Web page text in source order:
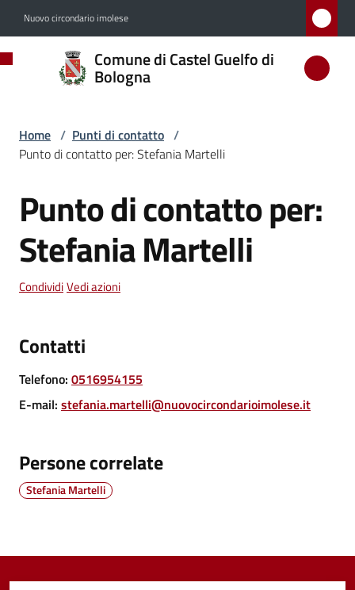
Nuovo circondario imolese
Comune di Castel Guelfo di
Bologna
Comune
di
Guelfo
di
Amministrazione
Novità
Vivere
Guelfo
Home / Punti di contatto /
Punto di contatto per: Stefania Martelli
Salta al contenuto
Punto di contatto per:
Stefania Martelli
CondividiVedi azioni
Contatti
Telefono: 0516954155
E-mail: stefania.martelli@nuovocircondarioimolese.it
Persone correlate
Stefania Martelli